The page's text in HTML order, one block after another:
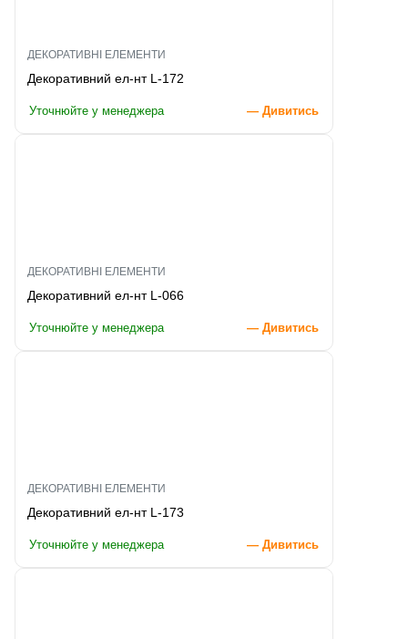
ДЕКОРАТИВНІ ЕЛЕМЕНТИ
Декоративний ел-нт L-172
Уточнюйте у менеджера — Дивитись
ДЕКОРАТИВНІ ЕЛЕМЕНТИ
Декоративний ел-нт L-066
Уточнюйте у менеджера — Дивитись
ДЕКОРАТИВНІ ЕЛЕМЕНТИ
Декоративний ел-нт L-173
Уточнюйте у менеджера — Дивитись